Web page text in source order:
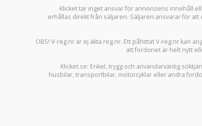
Klicket tar inget ansvar för annonsens innehåll
erhållas direkt från säljaren. Säljaren ansvarar för
OBS! V-reg.nr är ej äkta reg.nr. Ett påhittat V-reg.nr kan
att fordonet är helt nytt
Klicket.se: Enkel, trygg och användarvänlig
husbilar,transportbilar, motorcyklar eller andra